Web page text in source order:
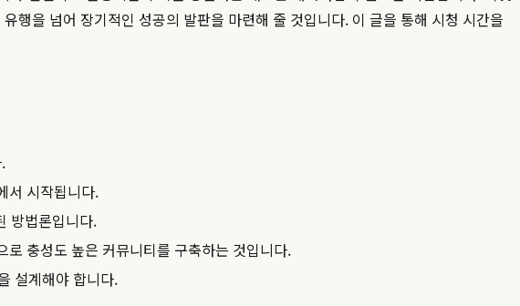
행을 넘어 장기적인 성공의 발판을 마련해 줄 것입니다. 이 글을 통해 시청 시간을
서 시작됩니다.
방법론입니다.
충성도 높은 커뮤니티를 구축하는 것입니다.
설계해야 합니다.